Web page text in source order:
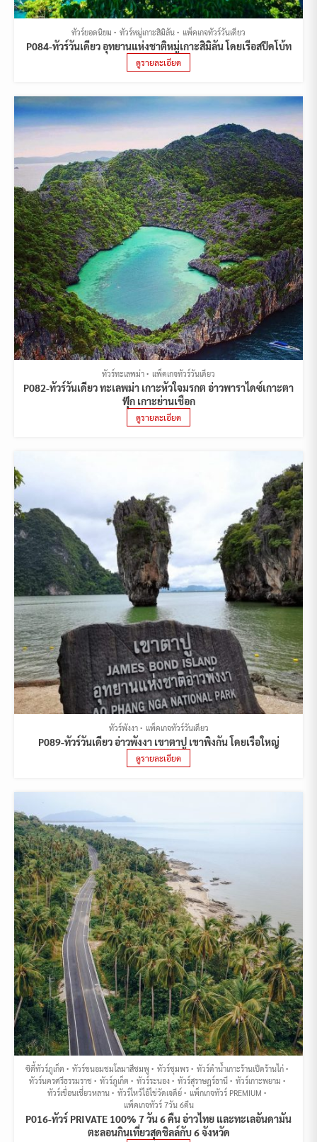
ทัวร์ยอดนิยม ทัวร์หมู่เกาะสิมิลัน แพ็คเกจทัวร์วันเดียว
P084-ทัวร์วันเดียว อุทยานแห่งชาติหมู่เกาะสิมิลัน โดยเรือสปีดโบ้ท
ดูรายละเอียด
ทัวร์ทะเลพม่า แพ็คเกจทัวร์วันเดียว
P082-ทัวร์วันเดียว ทะเลพม่า เกาะหัวใจมรกต อ่าวพาราไดซ์เกาะตา
ฟุ๊ก เกาะย่านเชือก
ดูรายละเอียด
ทัวร์พังงา แพ็คเกจทัวร์วันเดียว
P089-ทัวร์วันเดียว อ่าวพังงา เขาตาปู เขาพิงกัน โดยเรือใหญ่
ดูรายละเอียด
ซิตี้ทัวร์ภูเก็ต ทัวร์ขนอมชมโลมาสีชมพู ทัวร์ชุมพร
ทัวร์ดำน้ำเกาะร้านเป็ดร้านไก่
ทัวร์นครศรีธรรมราช
ทัวร์ภูเก็ต ทัวร์ระนอง ทัวร์สุราษฎร์ธานี
ทัวร์เกาะพยาม
ทัวร์เขื่อนเชี่ยวหลาน
ทัวร์ไหว้ไอ้ไข่วัดเจดีย์
แพ็กเกจทัวร์ PREMIUM
แพ็คเกจทัวร์ 7วัน 6คืน
P016-ทัวร์ PRIVATE 100% 7 วัน 6 คืน อ่าวไทย และทะเลอันดามัน
ตะลอนกินเที่ยวสุดชิลล์กับ 6 จังหวัด